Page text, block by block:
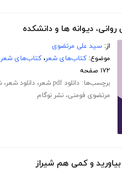
روانی، دیوانه ها و دانشکده
از: سید علی مرتضوی
موضوع: کتاب‌های شعر، کتاب‌های شعر
۱۷۲ صفحه
برچسب‌ها: دانلود pdf شعر ، دانلود شعر،
مرتضوی فومنی، نشر نوگام
و کمی هم شیراز